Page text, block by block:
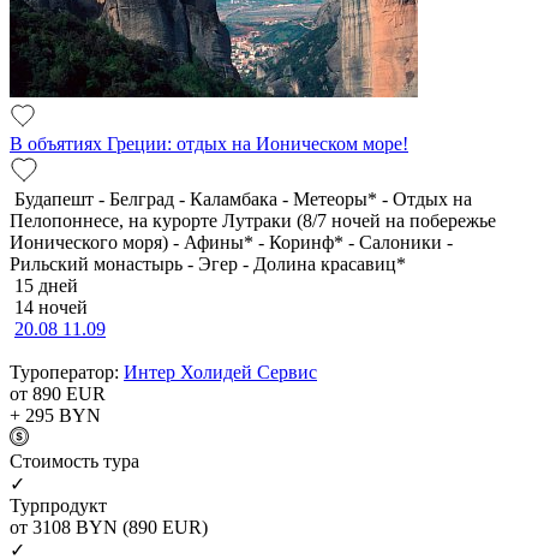
В объятиях Греции: отдых на Ионическом море!
Будапешт - Белград - Каламбака - Метеоры* - Отдых на
Пелопоннесе, на курорте Лутраки (8/7 ночей на побережье
Ионического моря) - Афины* - Коринф* - Салоники -
Рильский монастырь - Эгер - Долина красавиц*
15 дней
14 ночей
20.08 11.09
Туроператор: Интер Холидей Сервис
от 890 EUR
+ 295 BYN
Cтоимость тура
✓
Турпродукт
от 3108 BYN (890 EUR)
✓